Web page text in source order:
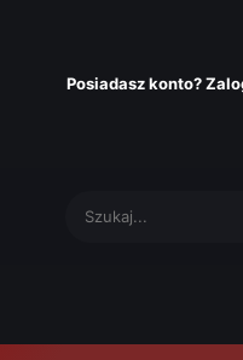
Posiadasz konto?